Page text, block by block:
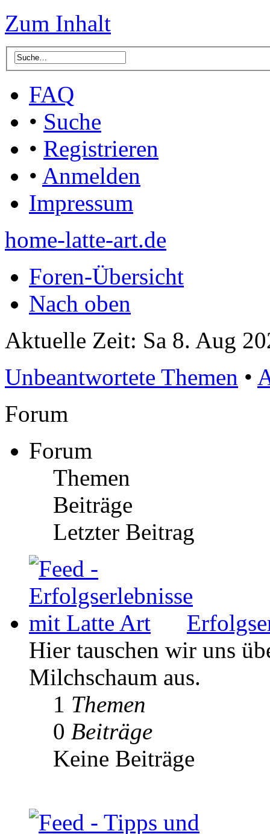
Zum Inhalt
FAQ
• Suche
• Registrieren
• Anmelden
Impressum
home-latte-art.de
Foren-Übersicht
Nach oben
Aktuelle Zeit: Sa 8. Aug
Unbeantwortete Themen •
Forum
Forum
Themen
Beiträge
Letzter Beitrag
Hier tauschen wir uns
Milchschaum aus.
1 Themen
0 Beiträge
Keine Beiträge